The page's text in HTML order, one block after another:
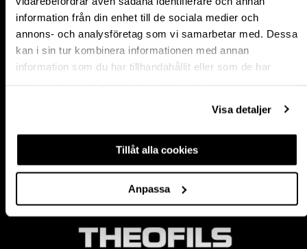
information från din enhet till de sociala medier och
annons- och analysföretag som vi samarbetar med. Dessa
kan i sin tur kombinera informationen med annan
information som du har tillhandahållit eller som de har
Visa detaljer
Tillåt alla cookies
Anpassa
KONTAKT
Postadress:
BOX 1009 551 11
Jönköping, Sweden
Tel:+46 (0)10-178 13 00
Org. nr 556154-8925